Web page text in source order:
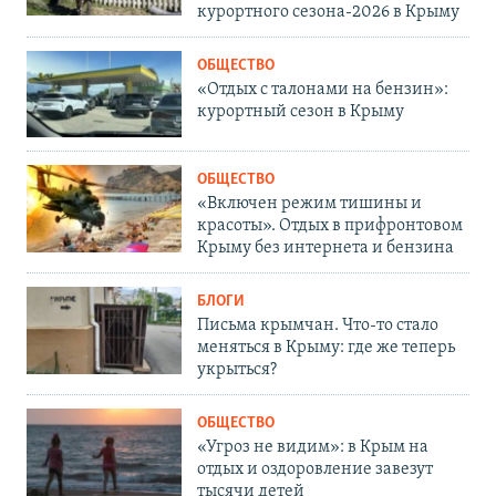
курортного сезона-2026 в Крыму
ОБЩЕСТВО
«Отдых с талонами на бензин»:
курортный сезон в Крыму
ОБЩЕСТВО
«Включен режим тишины и
красоты». Отдых в прифронтовом
Крыму без интернета и бензина
БЛОГИ
Письма крымчан. Что-то стало
меняться в Крыму: где же теперь
укрыться?
ОБЩЕСТВО
«Угроз не видим»: в Крым на
отдых и оздоровление завезут
тысячи детей